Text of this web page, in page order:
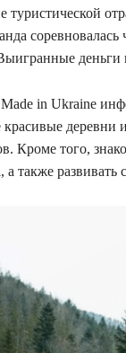
туристической
деньги
in Ukraine
деревни
Кроме того,
а также